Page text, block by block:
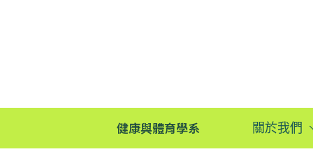
健康與體育學系 關於我們